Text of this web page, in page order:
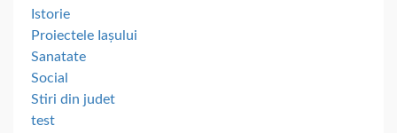
Istorie
Proiectele Iașului
Sanatate
Social
Stiri din judet
test